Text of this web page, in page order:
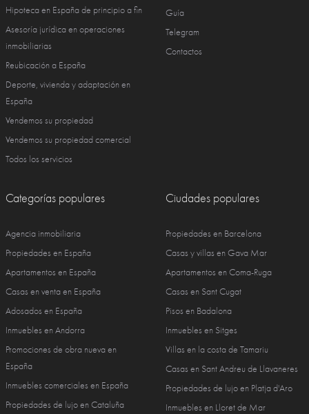
Hipoteca en España de principio a fin
Asesoría jurídica en operaciones
inmobiliarias
Reubicación a España
Deporte, vivienda y adaptación en
España
Vendemos su propiedad
Vendemos su propiedad comercial
Todos los servicios
Guía
Telegram
Contactos
Categorías populares
Agencia inmobiliaria
Propiedades en España
Apartamentos en España
Casas en venta en España
Adosados en España
Inmuebles en Andorra
Promociones de obra nueva en
España
Inmuebles comerciales en España
Propiedades de lujo en Cataluña
Ciudades populares
Propiedades en Barcelona
Casas y villas en Gava Mar
Apartamentos en Coma-Ruga
Casas en Sant Cugat
Pisos en Badalona
Inmuebles en Sitges
Villas en la costa de Tamariu
Casas en Sant Andreu de Llavaneres
Propiedades de lujo en Platja d'Aro
Inmuebles en Lloret de Mar